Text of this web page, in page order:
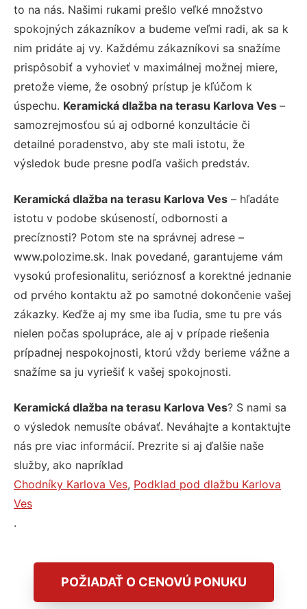
to na nás. Našimi rukami prešlo veľké množstvo
spokojných zákazníkov a budeme veľmi radi, ak sa k
nim pridáte aj vy. Každému zákazníkovi sa snažíme
prispôsobiť a vyhovieť v maximálnej možnej miere,
pretože vieme, že osobný prístup je kľúčom k
úspechu. Keramická dlažba na terasu Karlova Ves –
samozrejmosťou sú aj odborné konzultácie či
detailné poradenstvo, aby ste mali istotu, že
výsledok bude presne podľa vašich predstáv.
Keramická dlažba na terasu Karlova Ves – hľadáte
istotu v podobe skúseností, odbornosti a
precíznosti? Potom ste na správnej adrese –
www.polozime.sk. Inak povedané, garantujeme vám
vysokú profesionalitu, serióznosť a korektné jednanie
od prvého kontaktu až po samotné dokončenie vašej
zákazky. Keďže aj my sme iba ľudia, sme tu pre vás
nielen počas spolupráce, ale aj v prípade riešenia
prípadnej nespokojnosti, ktorú vždy berieme vážne a
snažíme sa ju vyriešiť k vašej spokojnosti.
Keramická dlažba na terasu Karlova Ves? S nami sa
o výsledok nemusíte obávať. Neváhajte a kontaktujte
nás pre viac informácií. Prezrite si aj ďalšie naše
služby, ako napríklad
Chodníky Karlova Ves, Podklad pod dlažbu Karlova
Ves
.
POŽIADAŤ O CENOVÚ PONUKU